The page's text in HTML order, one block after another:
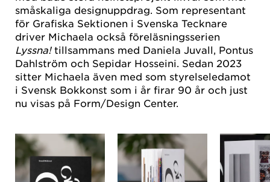
småskaliga designuppdrag. Som representant
för Grafiska Sektionen i Svenska Tecknare
driver Michaela också föreläsningsserien
Lyssna!tillsammans med Daniela Juvall, Pontus
Dahlström och Sepidar Hosseini. Sedan 2023
sitter Michaela även med som styrelseledamot
i Svensk Bokkonst som i år firar 90 år och just
nu visas på Form/Design Center.